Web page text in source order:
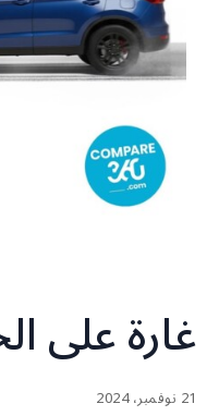
غارة على
21 نوفمبر، 2024